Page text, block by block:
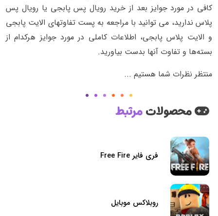
کافی در مورد جوایز بعد از خرید رویال پس پابجی یا رویال پس
پلاس ندارید، می توانید با مراجعه به پست تفاوتهای الایت پابجی
و الایت پلاس پابجی، اطلاعات کاملی در مورد جوایز هرکدام از
بسته‌ها و تفاوت آنها بدست بیاورید.
منتظر نظرات شما هستیم ...
محصولاتمرتبط
فری فایر Free Fire
روبلاکس موبایل